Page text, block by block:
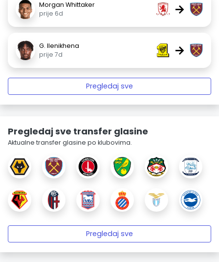
Morgan Whittaker
prije 6d
→
G. Ilenikhena
prije 7d
→
Pregledaj sve
Pregledaj sve transfer glasine
Aktualne transfer glasine po klubovima.
Pregledaj sve